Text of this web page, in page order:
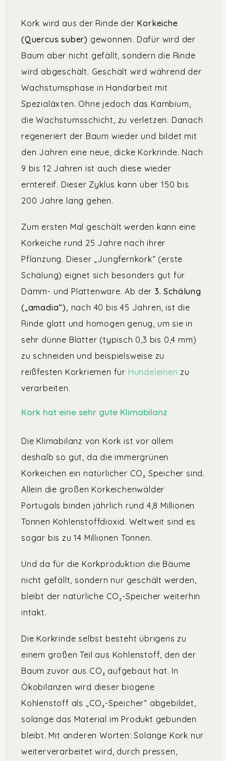
Kork wird aus der Rinde der Korkeiche
(Quercus suber) gewonnen. Dafür wird der
Baum aber nicht gefällt, sondern die Rinde
wird abgeschält. Geschält wird während der
Wachstumsphase in Handarbeit mit
Spezialäxten. Ohne jedoch das Kambium,
die Wachstumsschicht, zu verletzen. Danach
regeneriert der Baum wieder und bildet mit
den Jahren eine neue, dicke Korkrinde. Nach
9 bis 12 Jahren ist auch diese wieder
erntereif. Dieser Zyklus kann über 150 bis
200 Jahre lang gehen.
Zum ersten Mal geschält werden kann eine
Korkeiche rund 25 Jahre nach ihrer
Pflanzung. Dieser „Jungfernkork“ (erste
Schälung) eignet sich besonders gut für
Dämm- und Plattenware. Ab der 3. Schälung
(„amadia“), nach 40 bis 45 Jahren, ist die
Rinde glatt und homogen genug, um sie in
sehr dünne Blätter (typisch 0,3 bis 0,4 mm)
zu schneiden und beispielsweise zu
reißfesten Korkriemen für Hundeleinen zu
verarbeiten.
Kork hat eine sehr gute Klimabilanz
Die Klimabilanz von Kork ist vor allem
deshalb so gut, da die immergrünen
Korkeichen ein natürlicher CO₂ Speicher sind.
Allein die großen Korkeichenwälder
Portugals binden jährlich rund 4,8 Millionen
Tonnen Kohlenstoffdioxid. Weltweit sind es
sogar bis zu 14 Millionen Tonnen.
Und da für die Korkproduktion die Bäume
nicht gefällt, sondern nur geschält werden,
bleibt der natürliche CO₂-Speicher weiterhin
intakt.
Die Korkrinde selbst besteht übrigens zu
einem großen Teil aus Kohlenstoff, den der
Baum zuvor aus CO₂ aufgebaut hat. In
Ökobilanzen wird dieser biogene
Kohlenstoff als „CO₂-Speicher“ abgebildet,
solange das Material im Produkt gebunden
bleibt. Mit anderen Worten: Solange Kork nur
weiterverarbeitet wird, durch pressen,